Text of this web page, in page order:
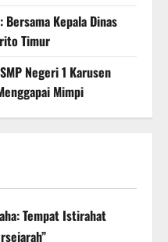
Bersama Kepala Dinas
Timur
Negeri 1 Karusen
Mimpi
Tempat Istirahat